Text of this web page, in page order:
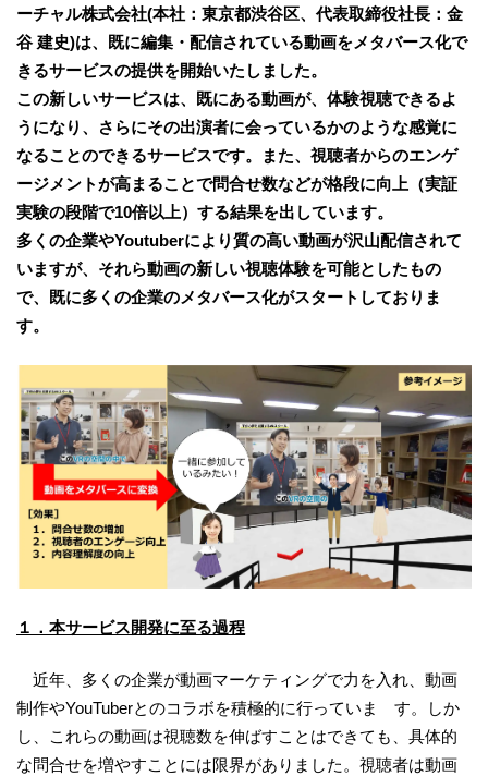
ーチャル株式会社(本社：東京都渋谷区、代表取締役社長：金
谷 建史)は、既に編集・配信されている動画をメタバース化で
きるサービスの提供を開始いたしました。
この新しいサービスは、既にある動画が、体験視聴できるよ
うになり、さらにその出演者に会っているかのような感覚に
なることのできるサービスです。また、視聴者からのエンゲ
ージメントが高まることで問合せ数などが格段に向上（実証
実験の段階で10倍以上）する結果を出しています。
多くの企業やYoutuberにより質の高い動画が沢山配信されて
いますが、それら動画の新しい視聴体験を可能としたもの
で、既に多くの企業のメタバース化がスタートしておりま
す。
１．本サービス開発に至る過程
近年、多くの企業が動画マーケティングで力を入れ、動画
制作やYouTuberとのコラボを積極的に行っていま す。しか
し、これらの動画は視聴数を伸ばすことはできても、具体的
な問合せを増やすことには限界がありました。視聴者は動画